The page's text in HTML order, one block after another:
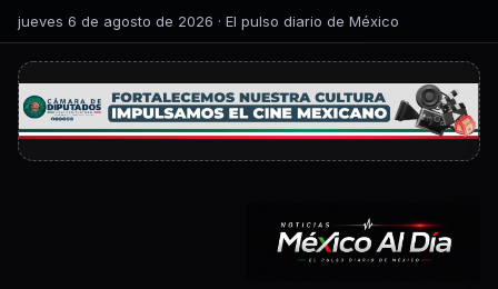
jueves 6 de agosto de 2026 · El pulso diario de México